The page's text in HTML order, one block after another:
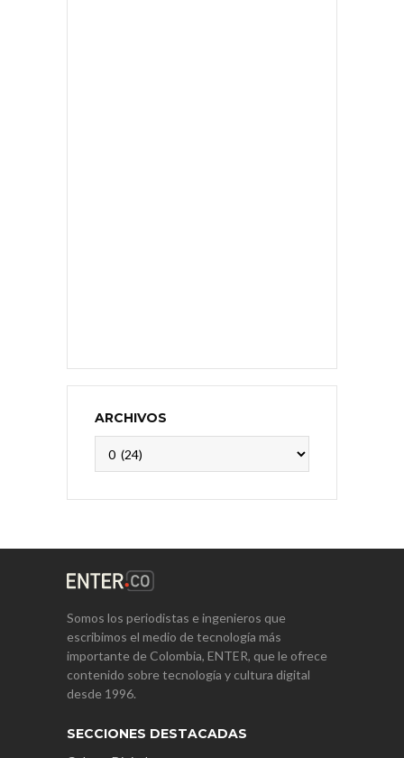
ARCHIVOS
Somos los periodistas e ingenieros que
escribimos el medio de tecnología más
importante de Colombia, ENTER, que le ofrece
contenido sobre tecnología y cultura digital
desde 1996.
SECCIONES DESTACADAS